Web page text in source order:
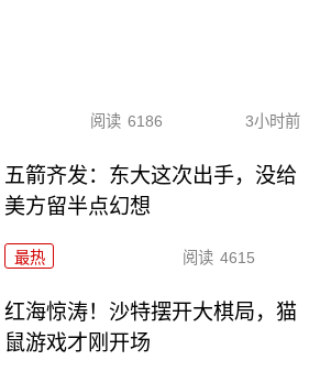
阅读 6186 3小时前
五箭齐发：东大这次出手，没给
美方留半点幻想
最热 阅读 4615
红海惊涛！沙特摆开大棋局，猫
鼠游戏才刚开场